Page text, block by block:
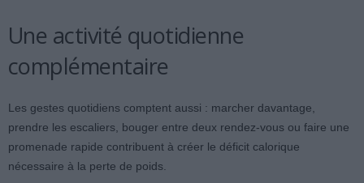
Une activité quotidienne
complémentaire
Les gestes quotidiens comptent aussi : marcher davantage,
prendre les escaliers, bouger entre deux rendez-vous ou faire une
promenade rapide contribuent à créer le déficit calorique
nécessaire à la perte de poids.